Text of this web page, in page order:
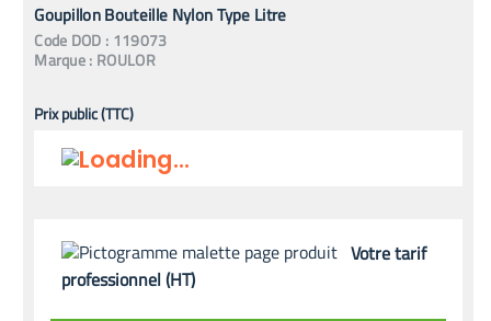
Goupillon Bouteille Nylon Type Litre
Code DOD : 119073
Marque : ROULOR
Prix public (TTC)
Votre tarif
professionnel (HT)